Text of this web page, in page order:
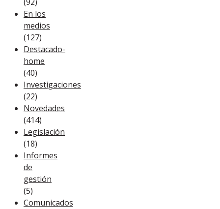
En los
medios
(127)
Destacado-
home
(40)
Investigaciones
(22)
Novedades
(414)
Legislación
(18)
Informes
de
gestión
(5)
Comunicados